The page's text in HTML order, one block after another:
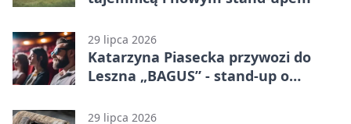
29 lipca 2026
Katarzyna Piasecka przywozi do
Leszna „BAGUS” - stand-up o
29 lipca 2026